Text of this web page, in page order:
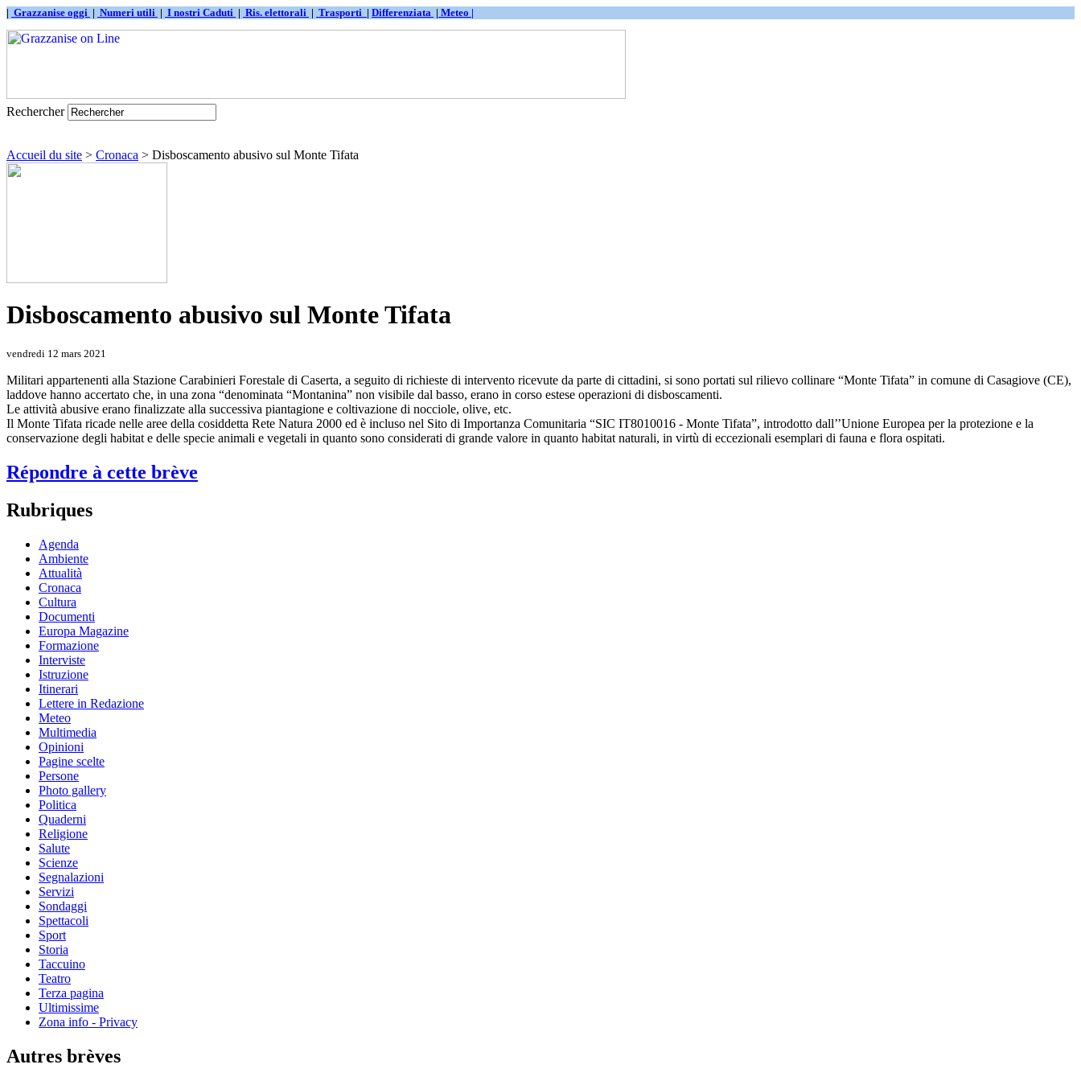
| Grazzanise oggi | Numeri utili | I nostri Caduti | Ris. elettorali | Trasporti | Differenziata | Meteo |
Rechercher
Accueil du site > Cronaca > Disboscamento abusivo sul Monte Tifata
Disboscamento abusivo sul Monte Tifata
vendredi 12 mars 2021
Militari appartenenti alla Stazione Carabinieri Forestale di Caserta, a seguito di richieste di intervento ricevute da parte di cittadini, si sono portati sul rilievo collinare “Monte Tifata” in comune di Casagiove (CE),
laddove hanno accertato che, in una zona “denominata “Montanina” non visibile dal basso, erano in corso estese operazioni di disboscamenti.
Le attività abusive erano finalizzate alla successiva piantagione e coltivazione di nocciole, olive, etc.
Il Monte Tifata ricade nelle aree della cosiddetta Rete Natura 2000 ed è incluso nel Sito di Importanza Comunitaria “SIC IT8010016 - Monte Tifata”, introdotto dall’’Unione Europea per la protezione e la
conservazione degli habitat e delle specie animali e vegetali in quanto sono considerati di grande valore in quanto habitat naturali, in virtù di eccezionali esemplari di fauna e flora ospitati.
Répondre à cette brève
Rubriques
Agenda
Ambiente
Attualità
Cronaca
Cultura
Documenti
Europa Magazine
Formazione
Interviste
Istruzione
Itinerari
Lettere in Redazione
Meteo
Multimedia
Opinioni
Pagine scelte
Persone
Photo gallery
Politica
Quaderni
Religione
Salute
Scienze
Segnalazioni
Servizi
Sondaggi
Spettacoli
Sport
Storia
Taccuino
Teatro
Terza pagina
Ultimissime
Zona info - Privacy
Autres brèves